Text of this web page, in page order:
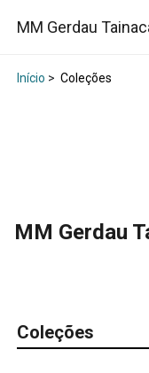
MM Gerdau
Início > Coleções
MM Gerdau
Coleções